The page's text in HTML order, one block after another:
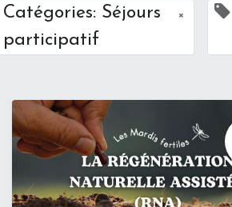
Catégories: Séjours
participatif
×